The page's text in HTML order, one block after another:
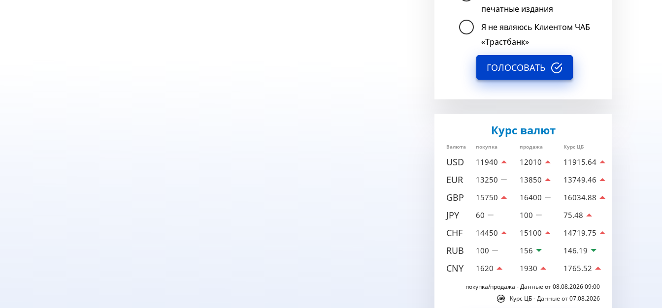
печатные издания
Я не являюсь Клиентом ЧАБ
«Трастбанк»
ГОЛОСОВАТЬ
Курс валют
Валюта покупка продажа Курс ЦБ
USD 11940 12010 11915.64
EUR 13250 13850 13749.46
GBP 15750 16400 16034.88
JPY 60 100 75.48
CHF 14450 15100 14719.75
RUB 100 156 146.19
CNY 1620 1930 1765.52
покупка/продажа - Данные от 08.08.2026 09:00
Курс ЦБ - Данные от 07.08.2026